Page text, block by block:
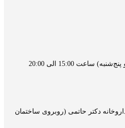
15:00 الی 20:00
دکتر حاتمی (روبروی ساختمان